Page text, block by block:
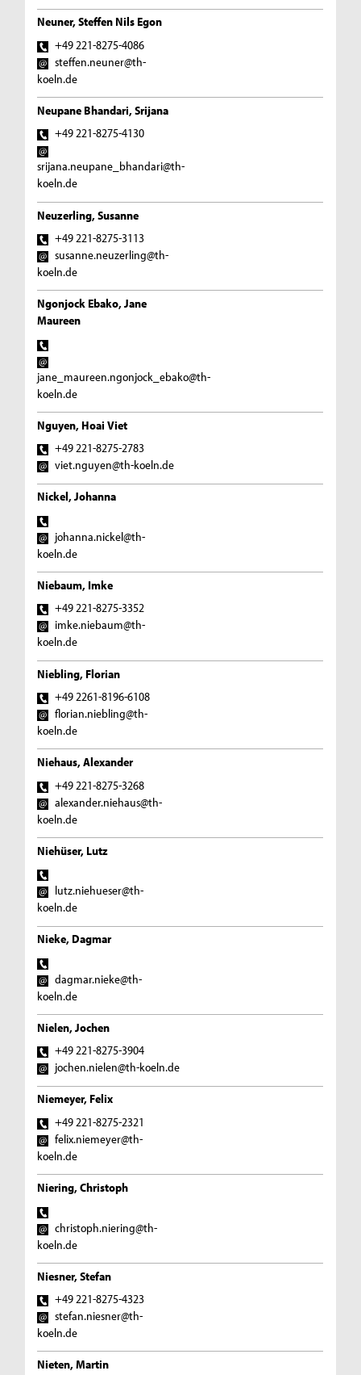
Neuner, Steffen Nils Egon
+49 221-8275-4086
steffen.neuner@th-
koeln.de
Neupane Bhandari, Srijana
+49 221-8275-4130
srijana.neupane_bhandari@th-
koeln.de
Neuzerling, Susanne
+49 221-8275-3113
susanne.neuzerling@th-
koeln.de
Ngonjock Ebako, Jane
Maureen
jane_maureen.ngonjock_ebako@th-
koeln.de
Nguyen, Hoai Viet
+49 221-8275-2783
viet.nguyen@th-koeln.de
Nickel, Johanna
johanna.nickel@th-
koeln.de
Niebaum, Imke
+49 221-8275-3352
imke.niebaum@th-
koeln.de
Niebling, Florian
+49 2261-8196-6108
florian.niebling@th-
koeln.de
Niehaus, Alexander
+49 221-8275-3268
alexander.niehaus@th-
koeln.de
Niehüser, Lutz
lutz.niehueser@th-
koeln.de
Nieke, Dagmar
dagmar.nieke@th-
koeln.de
Nielen, Jochen
+49 221-8275-3904
jochen.nielen@th-koeln.de
Niemeyer, Felix
+49 221-8275-2321
felix.niemeyer@th-
koeln.de
Niering, Christoph
christoph.niering@th-
koeln.de
Niesner, Stefan
+49 221-8275-4323
stefan.niesner@th-
koeln.de
Nieten, Martin